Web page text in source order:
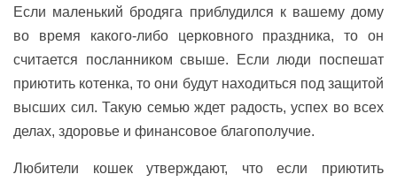
Если маленький бродяга приблудился к вашему дому
во время какого-либо церковного праздника, то он
считается посланником свыше. Если люди поспешат
приютить котенка, то они будут находиться под защитой
высших сил. Такую семью ждет радость, успех во всех
делах, здоровье и финансовое благополучие.
Любители кошек утверждают, что если приютить